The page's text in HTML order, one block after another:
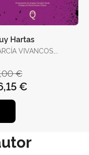
Hartas
VIVANCOS,
€
€